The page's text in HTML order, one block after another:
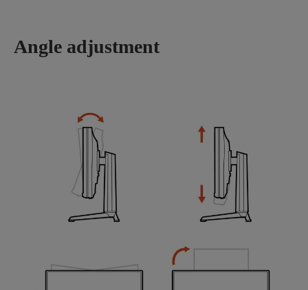
Angle adjustment